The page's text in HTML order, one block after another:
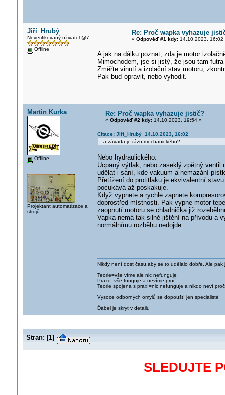
Jiří_Hrubý
Neverifikovaný uživatel @7
Offline
Re: Proč wapka vyhazuje
« Odpověď #1 kdy:14.10.2023, 16:02
A jak na dálku poznat, zda je motor
Mimochodem, jse si jistý, že jsou tam
Změřte vinutí a izolační stav motoru,
Pak buď opravit, nebo vyhodit.
Martin Kurka
Offline
Projektant automatizace a
strojů
Re: Proč wapka vyhazuje jistič?
« Odpověď #2 kdy:14.10.2023, 19:54 »
Citace: Jiří_Hrubý 14.10.2023, 16:02
.. a závada je rázu mechanického?..
Nebo hydraulického.
Ucpaný výtlak, nebo zaseklý zpětný ventil
udělat i sání, kde vakuum a nemazání
Přetížení do protitlaku je ekvivalentní
pocukává až poskakuje.
Když vypnete a rychle zapnete
doprostřed místnosti. Pak vypne motor
zaopnutí motoru se chladnička již
Vapka nemá tak silné jištění na přívodu a
normálnímu rozběhu nedojde.
Nikdy není dost času,aby se to udělalo dobře. Ale
Teorie=vše víme ale nic nefunguje
Praxe=vše funguje a nevíme proč
Teorie spojena s praxí=nic nefunguje a nikdo neví proč
Vysoce odborných omylů se dopouští jen specialisté
Ďábel je skryt v detailu
Stran: [1]
SLEDUJTE